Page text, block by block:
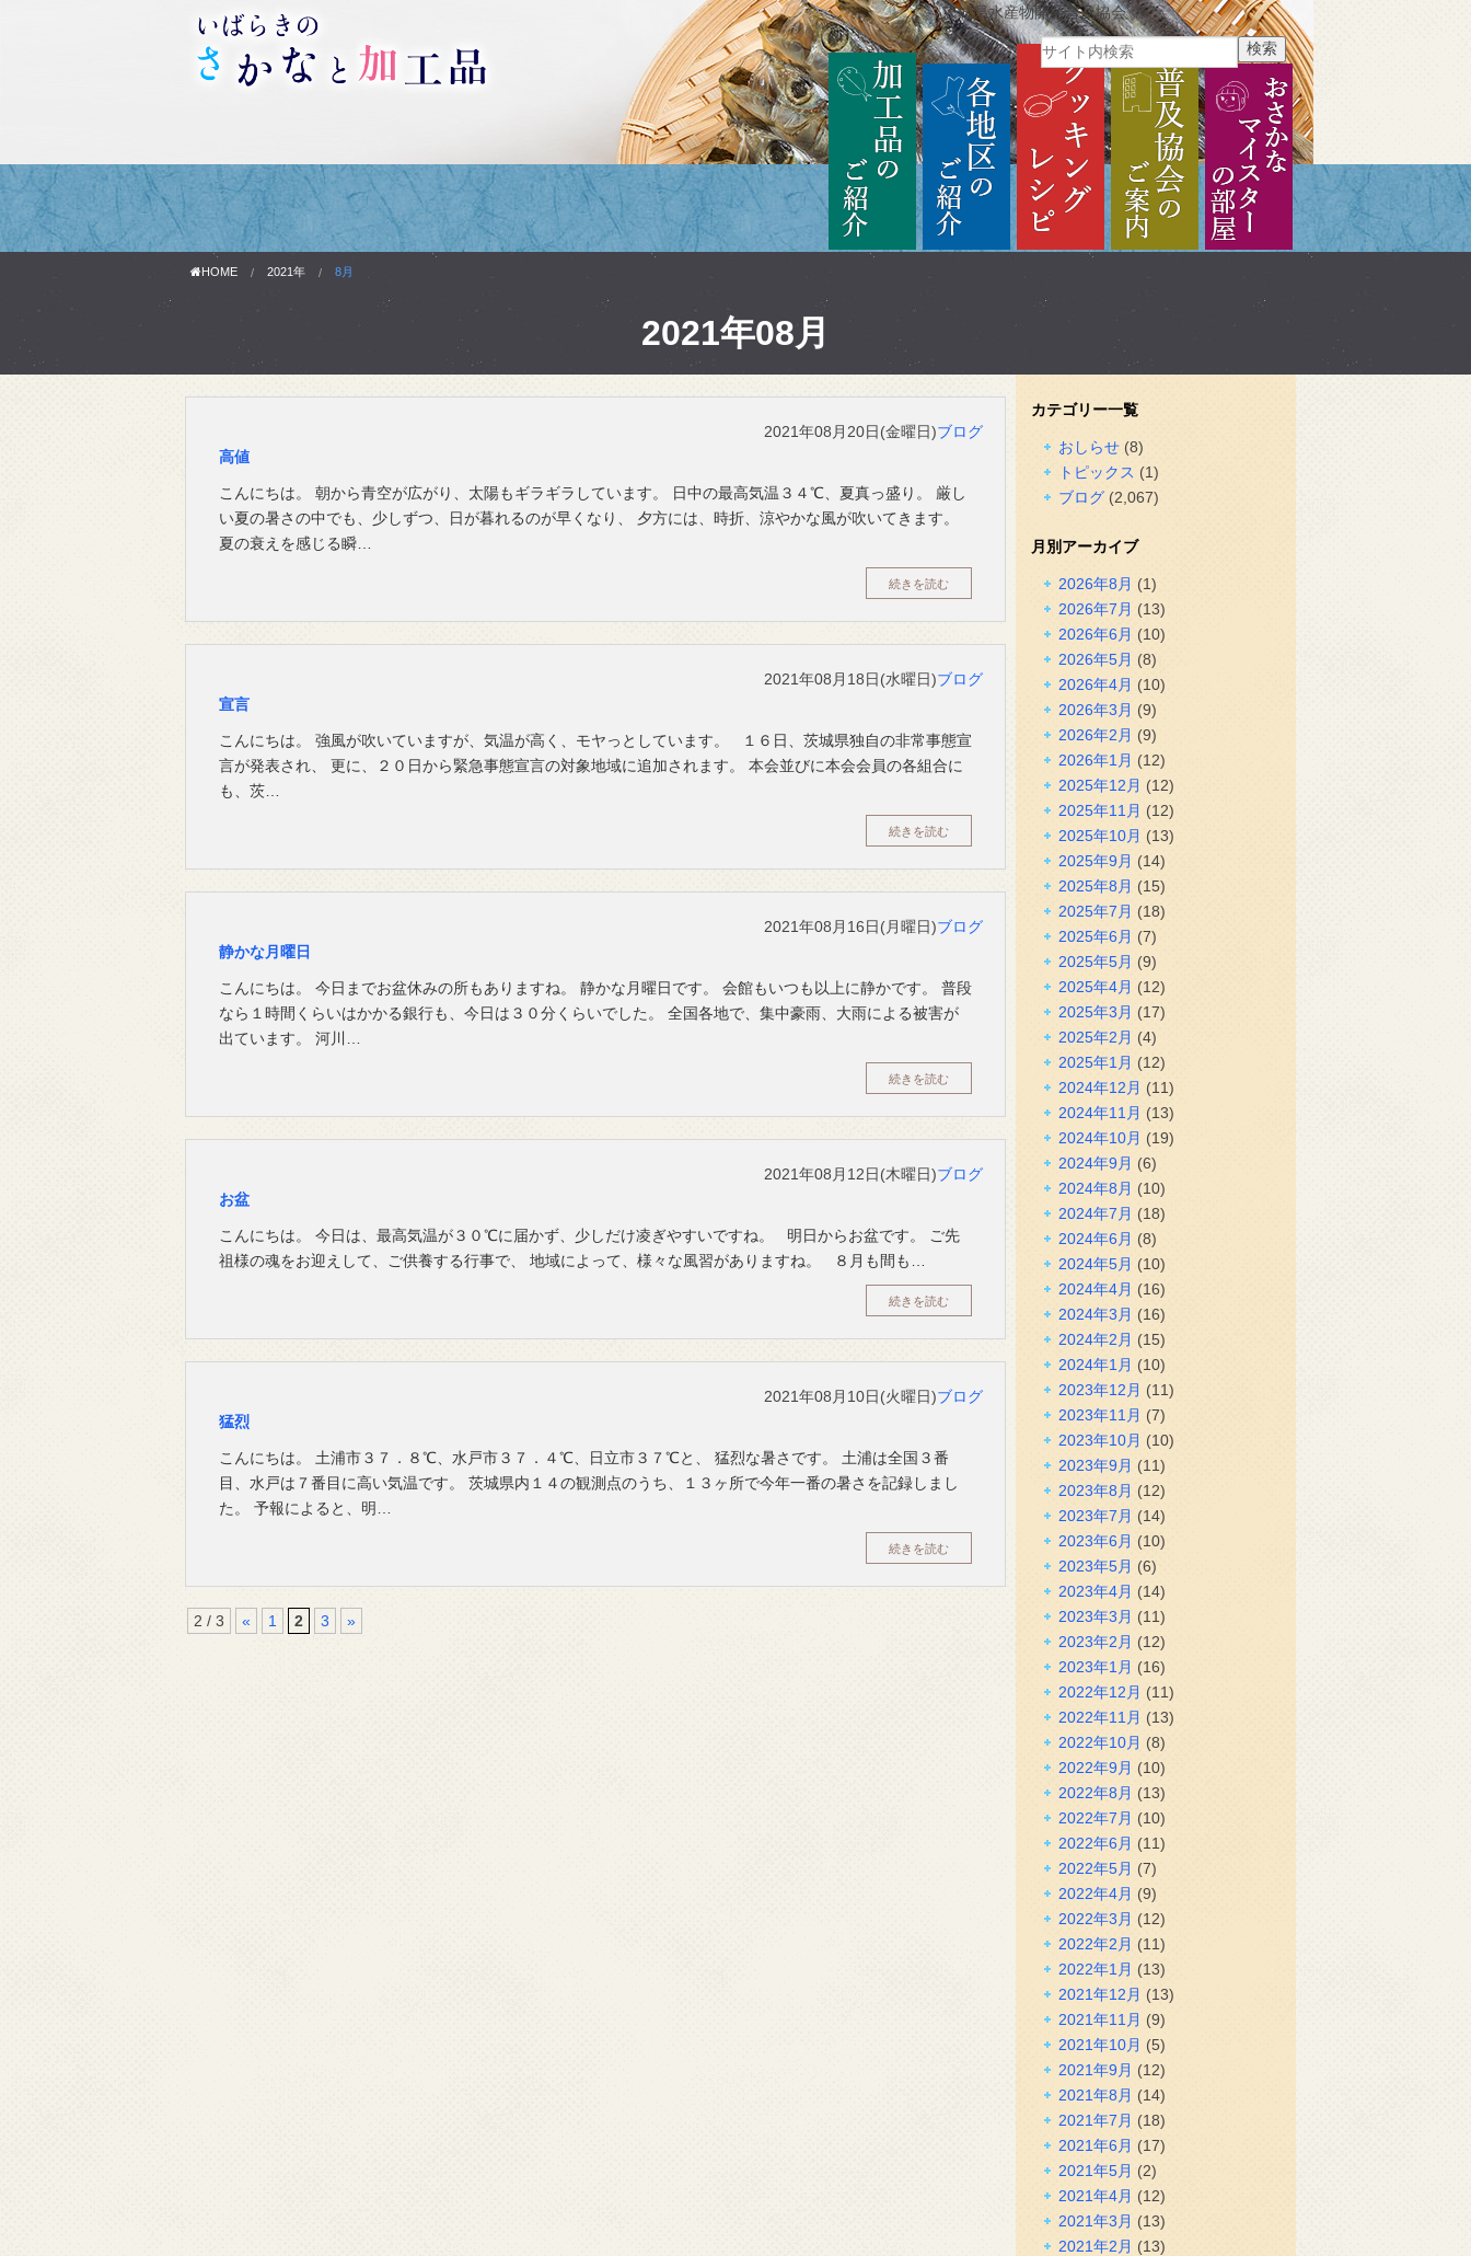
茨城県水産物開発普及協会
おさかなマイスターの部
普及協会のご案内
クッキングレシピ
各地区のご紹介
加工品のご紹介
HOME 2021年 8月
2021年08月
2021年08月20日(金曜日)ブログ
高値
こんにちは。 朝から青空が広がり、太陽もギラギラしています。 日中の最高気温３４℃、夏真っ盛り。 厳し
い夏の暑さの中でも、少しずつ、日が暮れるのが早くなり、 夕方には、時折、涼やかな風が吹いてきます。
夏の衰えを感じる瞬…
続きを読む
2021年08月18日(水曜日)ブログ
宣言
こんにちは。 強風が吹いていますが、気温が高く、モヤっとしています。 １６日、茨城県独自の非常事態宣
言が発表され、 更に、２０日から緊急事態宣言の対象地域に追加されます。 本会並びに本会会員の各組合に
も、茨…
続きを読む
2021年08月16日(月曜日)ブログ
静かな月曜日
こんにちは。 今日までお盆休みの所もありますね。 静かな月曜日です。 会館もいつも以上に静かです。 普段
なら１時間くらいはかかる銀行も、今日は３０分くらいでした。 全国各地で、集中豪雨、大雨による被害が
出ています。 河川…
続きを読む
2021年08月12日(木曜日)ブログ
お盆
こんにちは。 今日は、最高気温が３０℃に届かず、少しだけ凌ぎやすいですね。 明日からお盆です。 ご先
祖様の魂をお迎えして、ご供養する行事で、 地域によって、様々な風習がありますね。 ８月も間も…
続きを読む
2021年08月10日(火曜日)ブログ
猛烈
こんにちは。 土浦市３７．８℃、水戸市３７．４℃、日立市３７℃と、 猛烈な暑さです。 土浦は全国３番
目、水戸は７番目に高い気温です。 茨城県内１４の観測点のうち、１３ヶ所で今年一番の暑さを記録しまし
た。 予報によると、明…
続きを読む
2 / 3 « 1 2 3 »
カテゴリー一覧
おしらせ(8)
トピックス (1)
ブログ(2,067)
月別アーカイブ
2026年8月 (1)
2026年7月 (13)
2026年6月 (10)
2026年5月 (8)
2026年4月 (10)
2026年3月 (9)
2026年2月 (9)
2026年1月 (12)
2025年12月 (12)
2025年11月 (12)
2025年10月 (13)
2025年9月 (14)
2025年8月 (15)
2025年7月 (18)
2025年6月 (7)
2025年5月 (9)
2025年4月 (12)
2025年3月 (17)
2025年2月 (4)
2025年1月 (12)
2024年12月 (11)
2024年11月 (13)
2024年10月 (19)
2024年9月 (6)
2024年8月 (10)
2024年7月 (18)
2024年6月 (8)
2024年5月 (10)
2024年4月 (16)
2024年3月 (16)
2024年2月 (15)
2024年1月 (10)
2023年12月 (11)
2023年11月 (7)
2023年10月 (10)
2023年9月 (11)
2023年8月 (12)
2023年7月 (14)
2023年6月 (10)
2023年5月 (6)
2023年4月 (14)
2023年3月 (11)
2023年2月 (12)
2023年1月 (16)
2022年12月 (11)
2022年11月 (13)
2022年10月 (8)
2022年9月 (10)
2022年8月 (13)
2022年7月 (10)
2022年6月 (11)
2022年5月 (7)
2022年4月 (9)
2022年3月 (12)
2022年2月 (11)
2022年1月 (13)
2021年12月 (13)
2021年11月 (9)
2021年10月 (5)
2021年9月 (12)
2021年8月 (14)
2021年7月 (18)
2021年6月 (17)
2021年5月 (2)
2021年4月 (12)
2021年3月 (13)
2021年2月 (13)